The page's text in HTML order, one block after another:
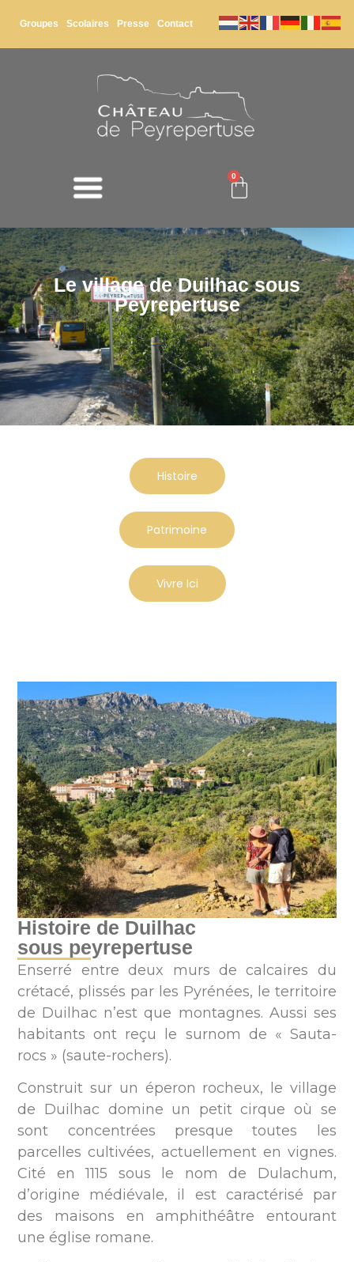
Groupes Scolaires Presse Contact
0
Le village de Duilhac sous
Peyrepertuse
Histoire
Patrimoine
Vivre Ici
Histoire de Duilhac
sous peyrepertuse
Enserré entre deux murs de calcaires du
crétacé, plissés par les Pyrénées, le territoire
de Duilhac n’est que montagnes. Aussi ses
habitants ont reçu le surnom de « Sauta-
rocs » (saute-rochers).
Construit sur un éperon rocheux, le village
de Duilhac domine un petit cirque où se
sont concentrées presque toutes les
parcelles cultivées, actuellement en vignes.
Cité en 1115 sous le nom de Dulachum,
d’origine médiévale, il est caractérisé par
des maisons en amphithéâtre entourant
une église romane.